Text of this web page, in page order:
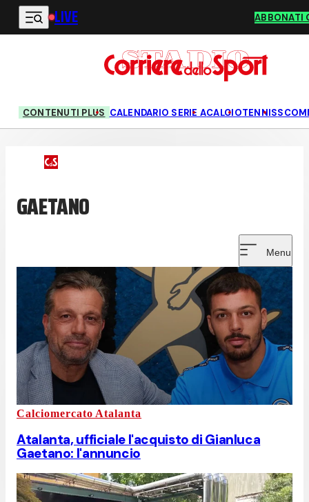
Vai al contenuto principale
LIVE ABBONATI
CONTENUTI PLUS CALENDARIO SERIE ACALCIOTENNIS
GAETANO
Menu
Calciomercato Atalanta
Atalanta, ufficiale l'acquisto di Gianluca
Gaetano: l'annuncio